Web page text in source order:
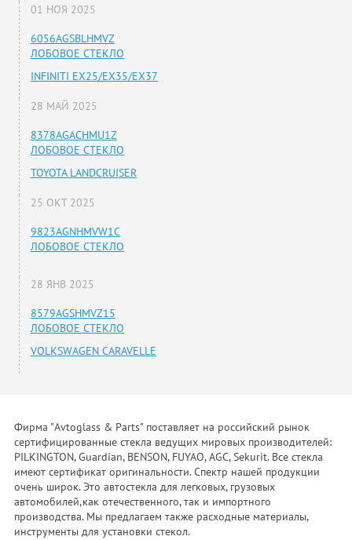
01 НОЯ 2025
6056AGSBLHMVZ
ЛОБОВОЕ СТЕКЛО
INFINITI EX25/EX35/EX37
28 МАЙ 2025
8378AGACHMU1Z
ЛОБОВОЕ СТЕКЛО
TOYOTA LANDCRUISER
25 ОКТ 2025
9823AGNHMVW1C
ЛОБОВОЕ СТЕКЛО
28 ЯНВ 2025
8579AGSHMVZ15
ЛОБОВОЕ СТЕКЛО
VOLKSWAGEN CARAVELLE
Фирма "Avtoglass & Parts" поставляет на российский рынок
сертифицированные стекла ведущих мировых производителей:
PILKINGTON, Guardian, BENSON, FUYAO, AGC, Sekurit. Все стекла
имеют сертификат оригинальности. Спектр нашей продукции
очень широк. Это автостекла для легковых, грузовых
автомобилей,как отечественного, так и импортного
производства. Мы предлагаем также расходные материалы,
инструменты для установки стекол.